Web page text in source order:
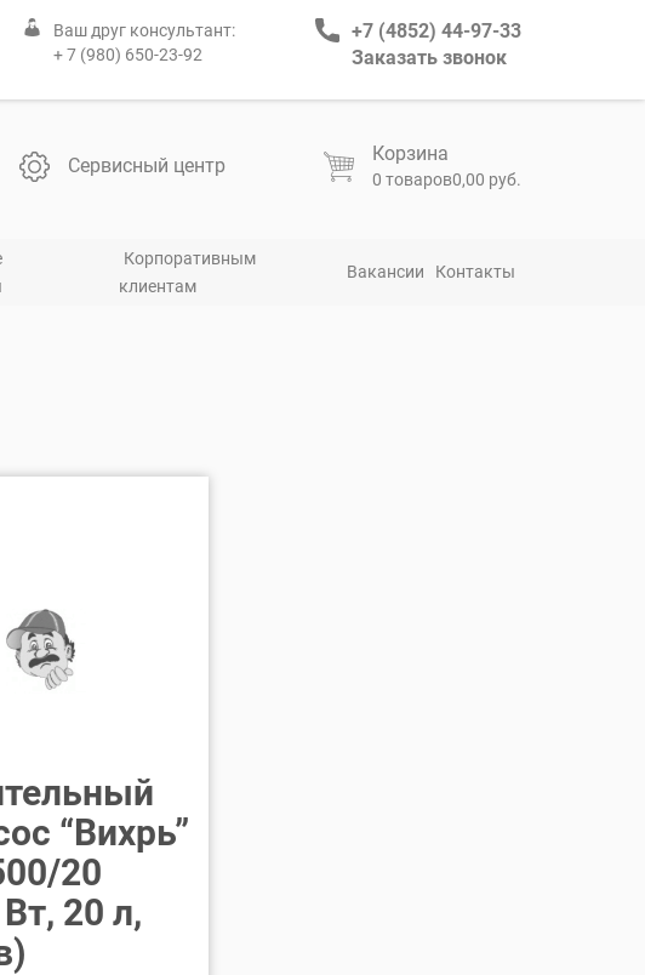
Ваш друг консультант:
+ 7 (980) 650-23-92
+7 (4852) 44-97-33
Заказать звонок
Сервисный центр
Корзина
0 товаров0,00 руб.
Корпоративным
клиентам
Вакансии Контакты
“Вихрь”
20
20 л,